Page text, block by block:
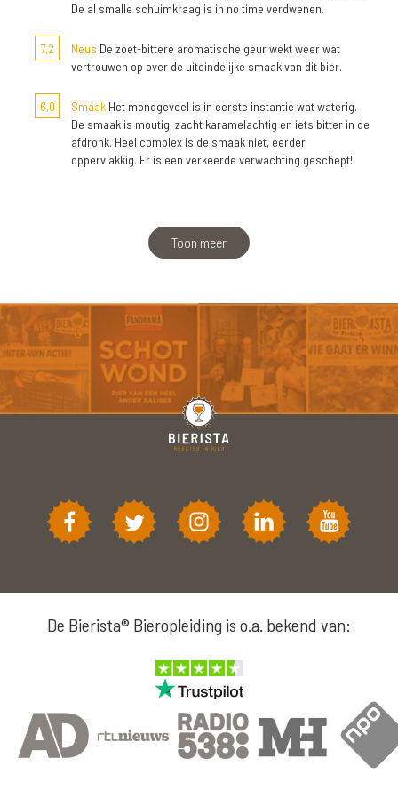
De al smalle schuimkraag is in no time verdwenen.
7,2 Neus De zoet-bittere aromatische geur wekt weer wat
vertrouwen op over de uiteindelijke smaak van dit bier.
6,0 Smaak Het mondgevoel is in eerste instantie wat waterig.
De smaak is moutig, zacht karamelachtig en iets bitter in de
afdronk. Heel complex is de smaak niet, eerder
oppervlakkig. Er is een verkeerde verwachting geschept!
Toon meer
De Bierista® Bieropleiding is o.a. bekend van: